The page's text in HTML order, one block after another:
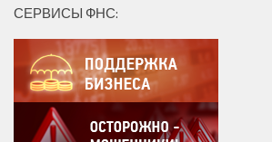
СЕРВИСЫ ФНС: